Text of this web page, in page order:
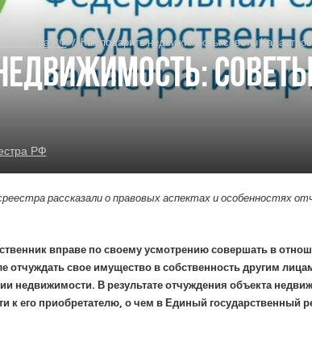
РФ / Как подарить недвижимость: советы
РФ
рассказали о правовых аспектах и особенностях
вправе по своему усмотрению совершать в
отчуждать свое имущество в собственность другим
недвижимости. В результате отчуждения объекта
к его приобретателю, о чем в Единый государственный